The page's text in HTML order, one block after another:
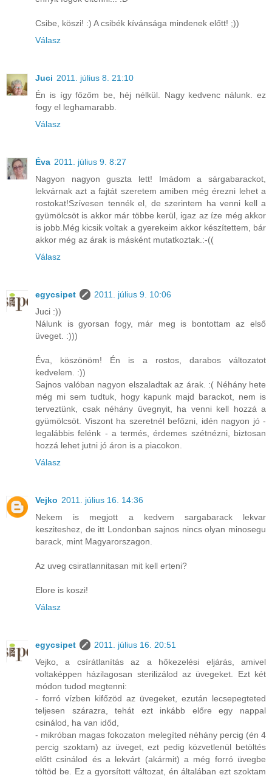
Csibe, köszi! :) A csibék kívánsága mindenek előtt! ;))
Válasz
Juci 2011. július 8. 21:10
Én is így főzőm be, héj nélkül. Nagy kedvenc nálunk. ez
fogy el leghamarabb.
Válasz
Éva 2011. július 9. 8:27
Nagyon nagyon guszta lett! Imádom a sárgabarackot,
lekvárnak azt a fajtát szeretem amiben még érezni lehet a
rostokat!Szívesen tennék el, de szerintem ha venni kell a
gyümölcsöt is akkor már többe kerül, igaz az íze még akkor
is jobb.Még kicsik voltak a gyerekeim akkor készítettem, bár
akkor még az árak is másként mutatkoztak.:-((
Válasz
egycsipet
2011. július 9. 10:06
Juci :))
Nálunk is gyorsan fogy, már meg is bontottam az első
üveget. :)))
Éva, köszönöm! Én is a rostos, darabos változatot
kedvelem. :))
Sajnos valóban nagyon elszaladtak az árak. :( Néhány hete
még mi sem tudtuk, hogy kapunk majd barackot, nem is
terveztünk, csak néhány üvegnyit, ha venni kell hozzá a
gyümölcsöt. Viszont ha szeretnél befőzni, idén nagyon jó -
legalábbis felénk - a termés, érdemes szétnézni, biztosan
hozzá lehet jutni jó áron is a piacokon.
Válasz
Vejko 2011. július 16. 14:36
Nekem is megjott a kedvem sargabarack lekvar
kesziteshez, de itt Londonban sajnos nincs olyan minosegu
barack, mint Magyarorszagon.
Az uveg csiratlannitasan mit kell erteni?
Elore is koszi!
Válasz
egycsipet
2011. július 16. 20:51
Vejko, a csírátlanítás az a hőkezelési eljárás, amivel
voltaképpen házilagosan sterilizálod az üvegeket. Ezt két
módon tudod megtenni:
- forró vízben kifőzöd az üvegeket, ezután lecsepegteted
teljesen szárazra, tehát ezt inkább előre egy nappal
csinálod, ha van időd,
- mikróban magas fokozaton melegíted néhány percig (én 4
percig szoktam) az üveget, ezt pedig közvetlenül betöltés
előtt csinálod és a lekvárt (akármit) a még forró üvegbe
töltöd be. Ez a gyorsított változat, én általában ezt szoktam